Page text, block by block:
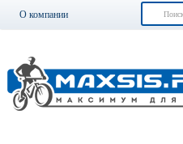
О компании
Возврат и обмен
Гарантия Контакты